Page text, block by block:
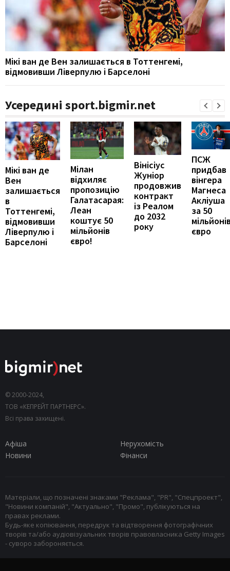
Мікі ван де Вен залишається в Тоттенгемі,
відмовивши Ліверпулю і Барселоні
Усередині sport.bigmir.net
Мікі ван де
Вен
залишається
в
Тоттенгемі,
відмовивши
Ліверпулю і
Барселоні
Мілан
відхиляє
пропозицію
Галатасарая:
Леан
коштує 50
мільйонів
євро!
Вінісіус
Жуніор
продовжив
контракт
із Реалом
до 2032
року
ПСЖ
придбав
вінгера
Магнеса
Акліуша
за 50
євро
© 2000-2024,
ТОВ «КЕПРЕЙТ ПАРТНЕРС».
Всі права захищені.
Афіша
Нерухомість
Новини
Фінанси
Матеріали, що позначені знаками "Реклама", "PR", "Спецпроект",
"Новини компаній", "Актуально", "Промо", публікуються на
правах реклами.
Будь-яке копіювання, передрук та відтворення фотографічних
творів та/або аудіовізуальних творів правовласника Getty Images
- суворо забороняється.